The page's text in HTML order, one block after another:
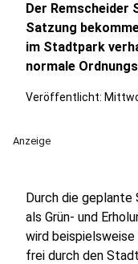
Der Remscheider
Satzung
im Stadtpark
normale
Veröffentlicht:
Anzeige
Durch die
als Grün- und
wird
frei durch den